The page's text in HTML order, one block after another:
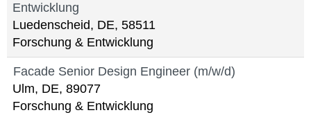
Entwicklung
Luedenscheid, DE, 58511
Forschung & Entwicklung
Facade Senior Design Engineer (m/w/d)
Ulm, DE, 89077
Forschung & Entwicklung